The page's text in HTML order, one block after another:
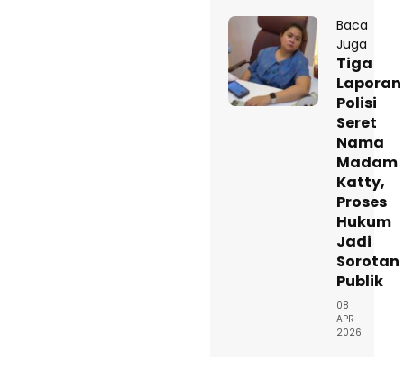
Baca
Juga
Tiga
Laporan
Polisi
Seret
Nama
Madam
Katty,
Proses
Hukum
Jadi
Sorotan
Publik
08
APR
2026